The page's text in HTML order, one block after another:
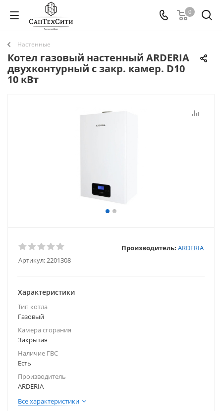
0
Настенные
Котел газовый настенный ARDERIA
двухконтурный с закр. камер. D10
10 кВт
Артикул:2201308
Производитель: ARDERIA
Характеристики
Тип котла
Газовый
Камера сгорания
Закрытая
Наличие ГВС
Есть
Производитель
ARDERIA
Все характеристики